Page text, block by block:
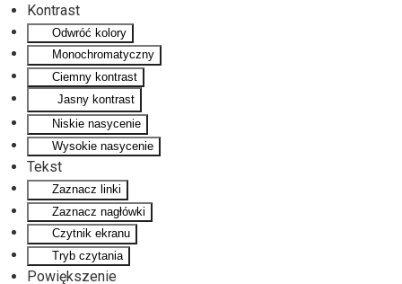
Kontrast
Odwróć kolory
Monochromatyczny
Ciemny kontrast
Jasny kontrast
Niskie nasycenie
Wysokie nasycenie
Tekst
Zaznacz linki
Zaznacz nagłówki
Czytnik ekranu
Tryb czytania
Powiększenie